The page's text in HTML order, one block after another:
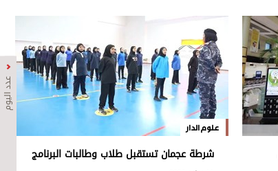
عدد اليوم
علوم الدار
شرطة عجمان تستقبل طلاب وطالبات البرنامج